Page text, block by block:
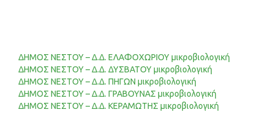
ΔΗΜΟΣ ΝΕΣΤΟΥ – Δ.Δ. ΕΛΑΦΟΧΩΡΙΟΥ μικροβιολογική
ΔΗΜΟΣ ΝΕΣΤΟΥ – Δ.Δ. ΔΥΣΒΑΤΟΥ μικροβιολογική
ΔΗΜΟΣ ΝΕΣΤΟΥ – Δ.Δ. ΠΗΓΩΝ μικροβιολογική
ΔΗΜΟΣ ΝΕΣΤΟΥ – Δ.Δ. ΓΡΑΒΟΥΝΑΣ μικροβιολογική
ΔΗΜΟΣ ΝΕΣΤΟΥ – Δ.Δ. ΚΕΡΑΜΩΤΗΣ μικροβιολογική